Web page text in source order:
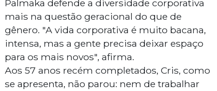
Palmaka defende a diversidade corporativa
mais na questão geracional do que de
gênero. "A vida corporativa é muito bacana,
intensa, mas a gente precisa deixar espaço
para os mais novos", afirma.
Aos 57 anos recém completados, Cris, como
se apresenta, não parou: nem de trabalhar